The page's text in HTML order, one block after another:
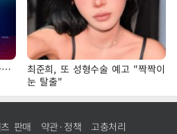
…
최준희, 또 성형수술 예고 "짝짝이
눈 탈출"
판매 약관·정책 고충처리